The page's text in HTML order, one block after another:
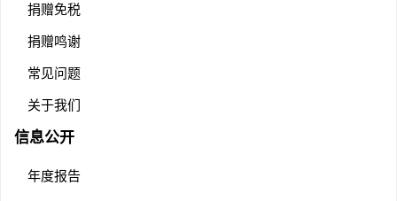
捐赠免税
捐赠鸣谢
常见问题
关于我们
信息公开
年度报告